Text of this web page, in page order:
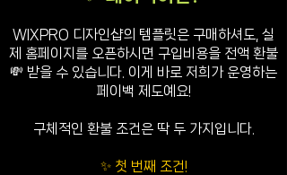
WIXPRO 디자인샵의 템플릿은 구매하셔도, 실
제 홈페이지를 오픈하시면 구입비용을 전액 환불
💸 받을 수 있습니다. 이게 바로 저희가 운영하는
페이백 제도예요!
구체적인 환불 조건은 딱 두 가지입니다.
✨ 첫 번째 조건!